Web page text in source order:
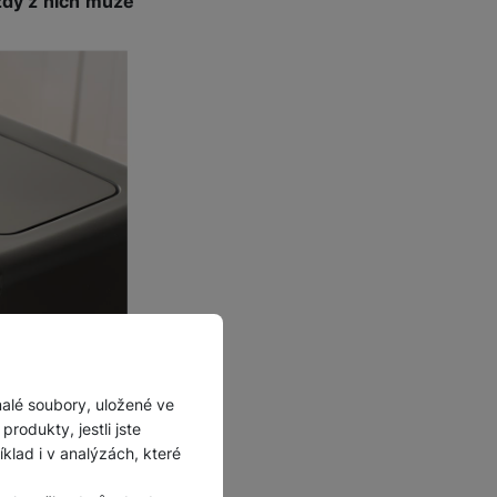
soubory, uložené ve
jestli jste
i v analýzách, které